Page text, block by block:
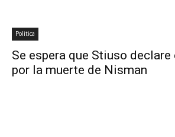
Politica
Se espera que Stiuso declare
por la muerte de Nisman